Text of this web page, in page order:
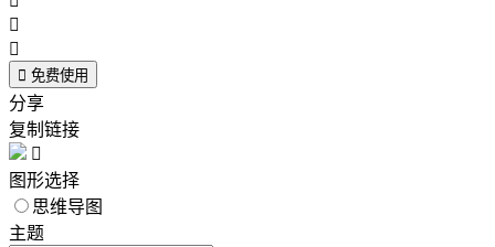


 免费使用
分享
复制链接

图形选择
思维导图
主题